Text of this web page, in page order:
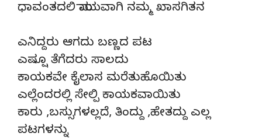
ಧಾವಂತದಲಿ ಮಾಯವಾಗಿ ನಮ್ಮ ಖಾಸಗಿತನ‌
ಎನಿದ್ದರು ಆಗದು ಬಣ್ಣದ ಪಟ
ಎಷ್ಷೂ ತೆಗೆದರು ಸಾಲದು
ಕಾಯಕವೇ ಕೈಲಾಸ ಮರೆತುಹೊಯಿತು
ಎಲ್ಲೆಂದರಲ್ಲಿ ಸೇಲ್ಪಿ ಕಾಯಕವಾಯಿತು
ಕಾರು ,ಬಸ್ಸುಗಳಲ್ಲದೆ, ತಿಂದ್ದು ,ಹೇತದ್ದು ಎಲ್ಲ
ಪಟಗಳನ್ನು